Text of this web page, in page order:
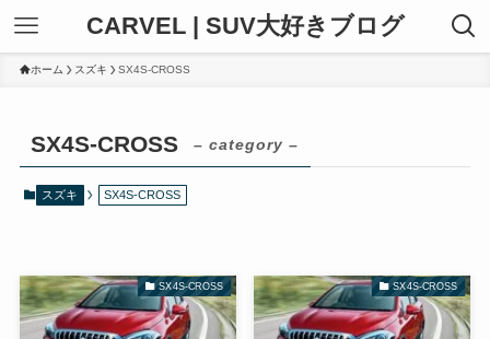
CARVEL | SUV大好きブログ
ホーム スズキ SX4S-CROSS
SX4S-CROSS – category –
スズキ SX4S-CROSS
SX4S-CROSS SX4S-CROSS